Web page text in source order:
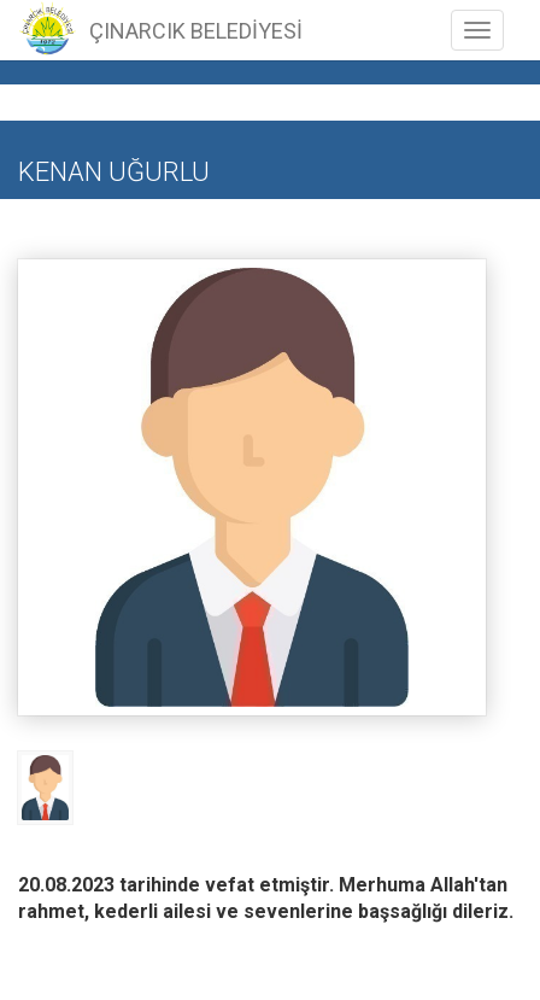
Toggle
ÇINARCIK BELEDİYESİ
KENAN UĞURLU
20.08.2023 tarihinde vefat etmiştir. Merhuma Allah'tan
rahmet, kederli ailesi ve sevenlerine başsağlığı dileriz.